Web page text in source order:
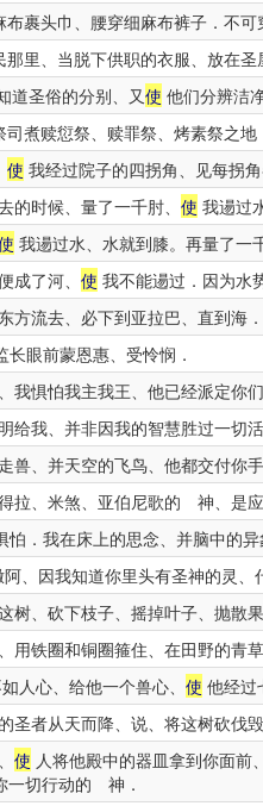
布裹头巾、腰穿细麻布裤子．不可
那里、当脱下供职的衣服、放在
道圣俗的分别、又使 他们分辨洁
煮赎愆祭、赎罪祭、烤素祭之地
使 我经过院子的四拐角、见每拐角
的时候、量了一千肘、 使 我逿过
我逿过水、水就到膝。再量了一千
成了河、 使 我不能逿过．因为水
方流去、必下到亚拉巴、直到海
长眼前蒙恩惠、受怜悯．
我惧怕我主我王、他已经派定你
给我、并非因我的智慧胜过一切
兽、并天空的飞鸟、他都交付你手
拉、米煞、亚伯尼歌的 神、是
怕．我在床上的思念、并脑中的异
、因我知道你里头有圣神的灵、
树、砍下枝子、摇掉叶子、抛散果
用铁圈和铜圈箍住、在田野的青草
人心、给他一个兽心、 使 他经过
圣者从天而降、说、将这树砍伐
使 人将他殿中的器皿拿到你面
一切行动的 神．